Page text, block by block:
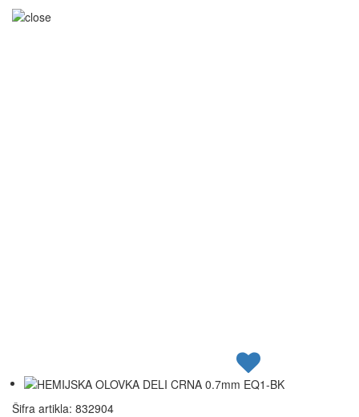
Šifra artikla: 832904